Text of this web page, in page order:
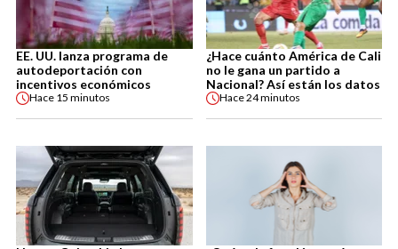
EE. UU. lanza programa de
autodeportación con
incentivos económicos
Hace 15 minutos
¿Hace cuánto América de Cali
no le gana un partido a
Nacional? Así están los datos
Hace24 minutos